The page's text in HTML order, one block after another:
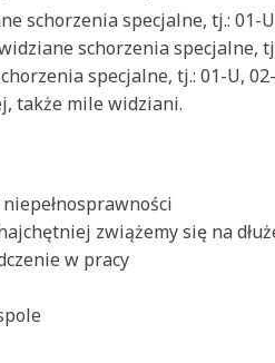
schorzenia specjalne, tj.: 01-
schorzenia specjalne,
specjalne, tj.: 01-U, 02-
także mile widziani.
zwiążemy się na
w pracy